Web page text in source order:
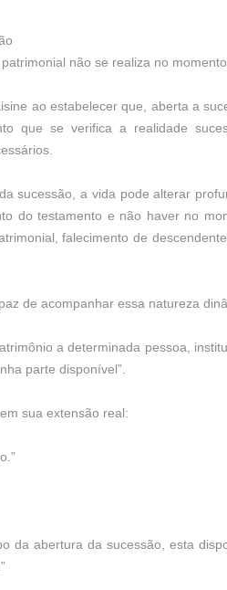
não se realiza no
ao estabelecer que, aberta a
que se verifica a realidade
sucessão, a vida pode alterar
do testamento e não haver no
falecimento de
de acompanhar essa natureza
a determinada pessoa,
parte disponível”.
sua extensão real:
da abertura da sucessão, esta